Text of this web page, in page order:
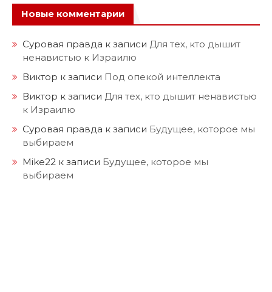
Новые комментарии
Суровая правда к записи Для тех, кто дышит
ненавистью к Израилю
Виктор к записи Под опекой интеллекта
Виктор к записи Для тех, кто дышит ненавистью
к Израилю
Суровая правда к записи Будущее, которое мы
выбираем
Mike22 к записи Будущее, которое мы
выбираем